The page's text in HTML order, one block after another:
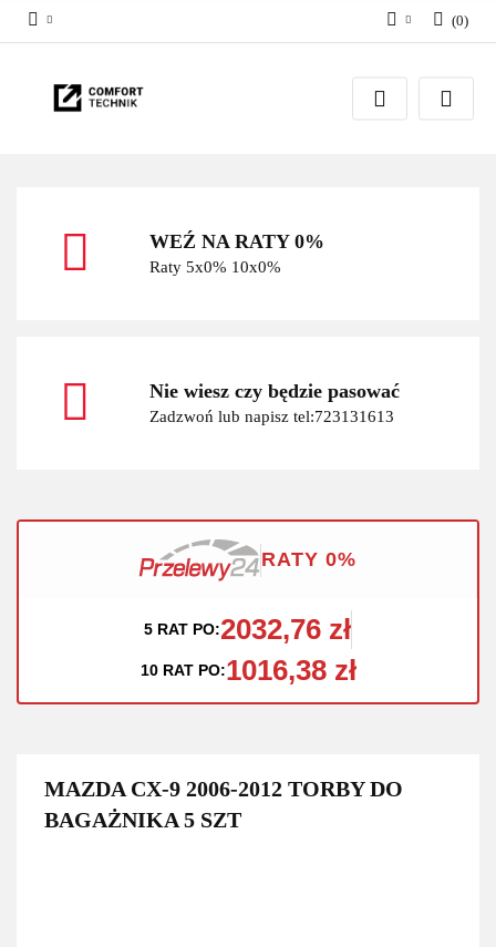
Zaloguj się
Zarejestruj się
(0)
WEŹ NA RATY 0%
Raty 5x0% 10x0%
Nie wiesz czy będzie pasować
Zadzwoń lub napisz tel:723131613
RATY 0%
5 RAT PO:2032,76 zł
10 RAT PO:1016,38 zł
MAZDA CX-9 2006-2012 TORBY DO
BAGAŻNIKA 5 SZT